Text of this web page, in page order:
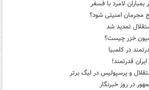
لامرد با فسفر
مجرمان امنیتی شود؟
تمدید شد
خزر چیست؟
در کلمبیا
قدرتمند!
و پرسپولیس در لیگ برتر
در روز خبرنگار